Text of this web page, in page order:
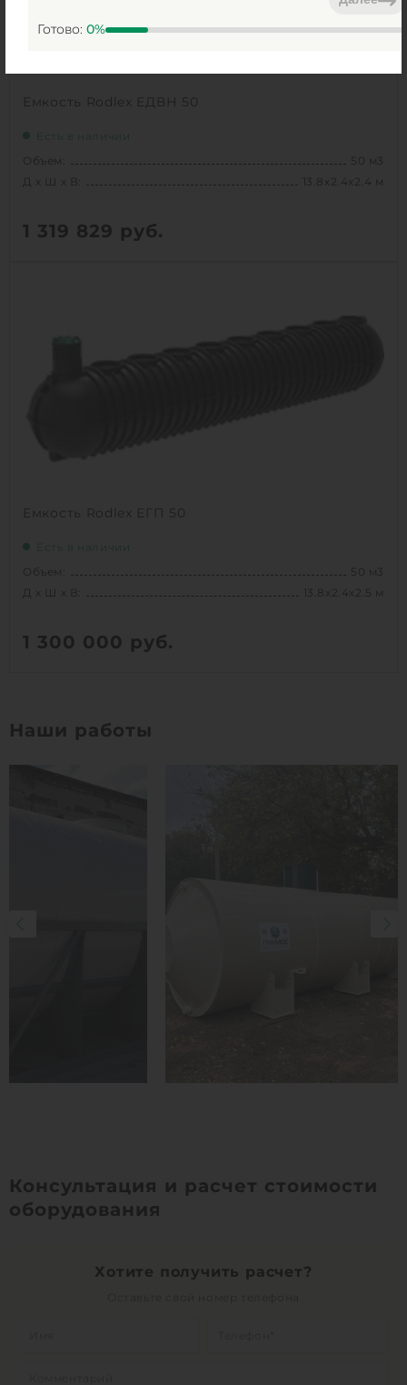
Емкость Rodlex ЕДВН 50
Есть в наличии
Объем:
50 м3
Д х Ш х В:
13.8х2.4х2.4 м
50 м3
1 319 829 руб.
Емкость Rodlex ЕГП 50
Есть в наличии
Объем:
50 м3
Д х Ш х В:
13.8х2.4х2.5 м
Объем:
1
1 300 000 руб.
Наши работы
Консультация и расчет стоимости
оборудования
Хотите получить расчет?
Готово: 0%